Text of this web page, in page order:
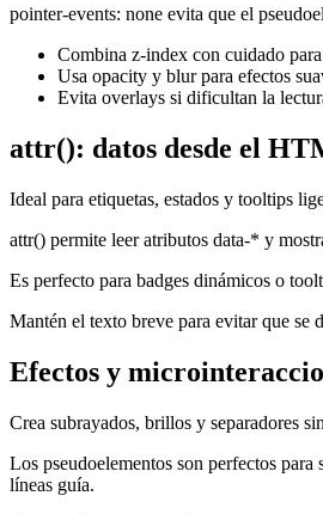
pointer-events: none evita que el
Combina z-index con cuidado
Usa opacity y blur para efectos
Evita overlays si dificultan la
attr(): datos desde el
Ideal para etiquetas, estados y tooltips
attr() permite leer atributos data-* y
Es perfecto para badges dinámicos o
Mantén el texto breve para evitar que se
Efectos y
Crea subrayados, brillos y separadores
Los pseudoelementos son perfectos para
líneas guía.